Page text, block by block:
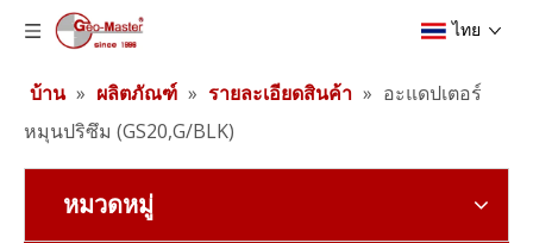
ไทย
บ้าน » ผลิตภัณฑ์ » รายละเอียดสินค้า » อะแดปเตอร์
หมุนปริซึม (GS20,G/BLK)
หมวดหมู่